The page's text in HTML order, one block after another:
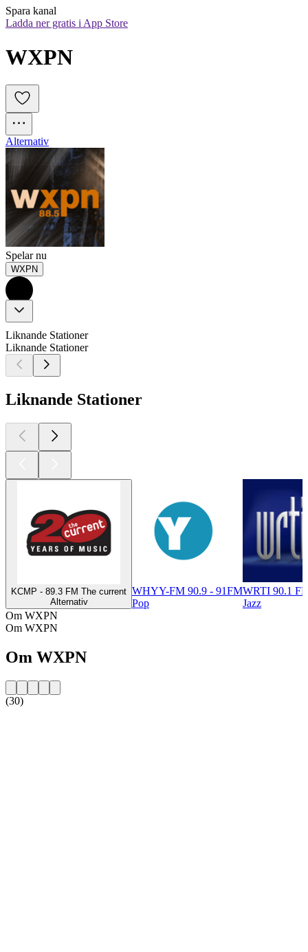
Spara kanal
Ladda ner gratis i App Store
WXPN
Alternativ
Spelar nu
WXPN
Liknande Stationer
Liknande Stationer
Liknande Stationer
KCMP - 89.3 FM The current
Alternativ
WHYY-FM 90.9 - 91FM
Pop
WRTI 90.1
Jazz
Om WXPN
Om WXPN
Om WXPN
(30)